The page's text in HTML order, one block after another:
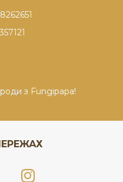
з Fungipapa!